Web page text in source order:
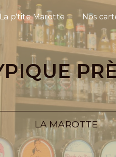
La p'tite Marotte Nos
LA MAROTTE